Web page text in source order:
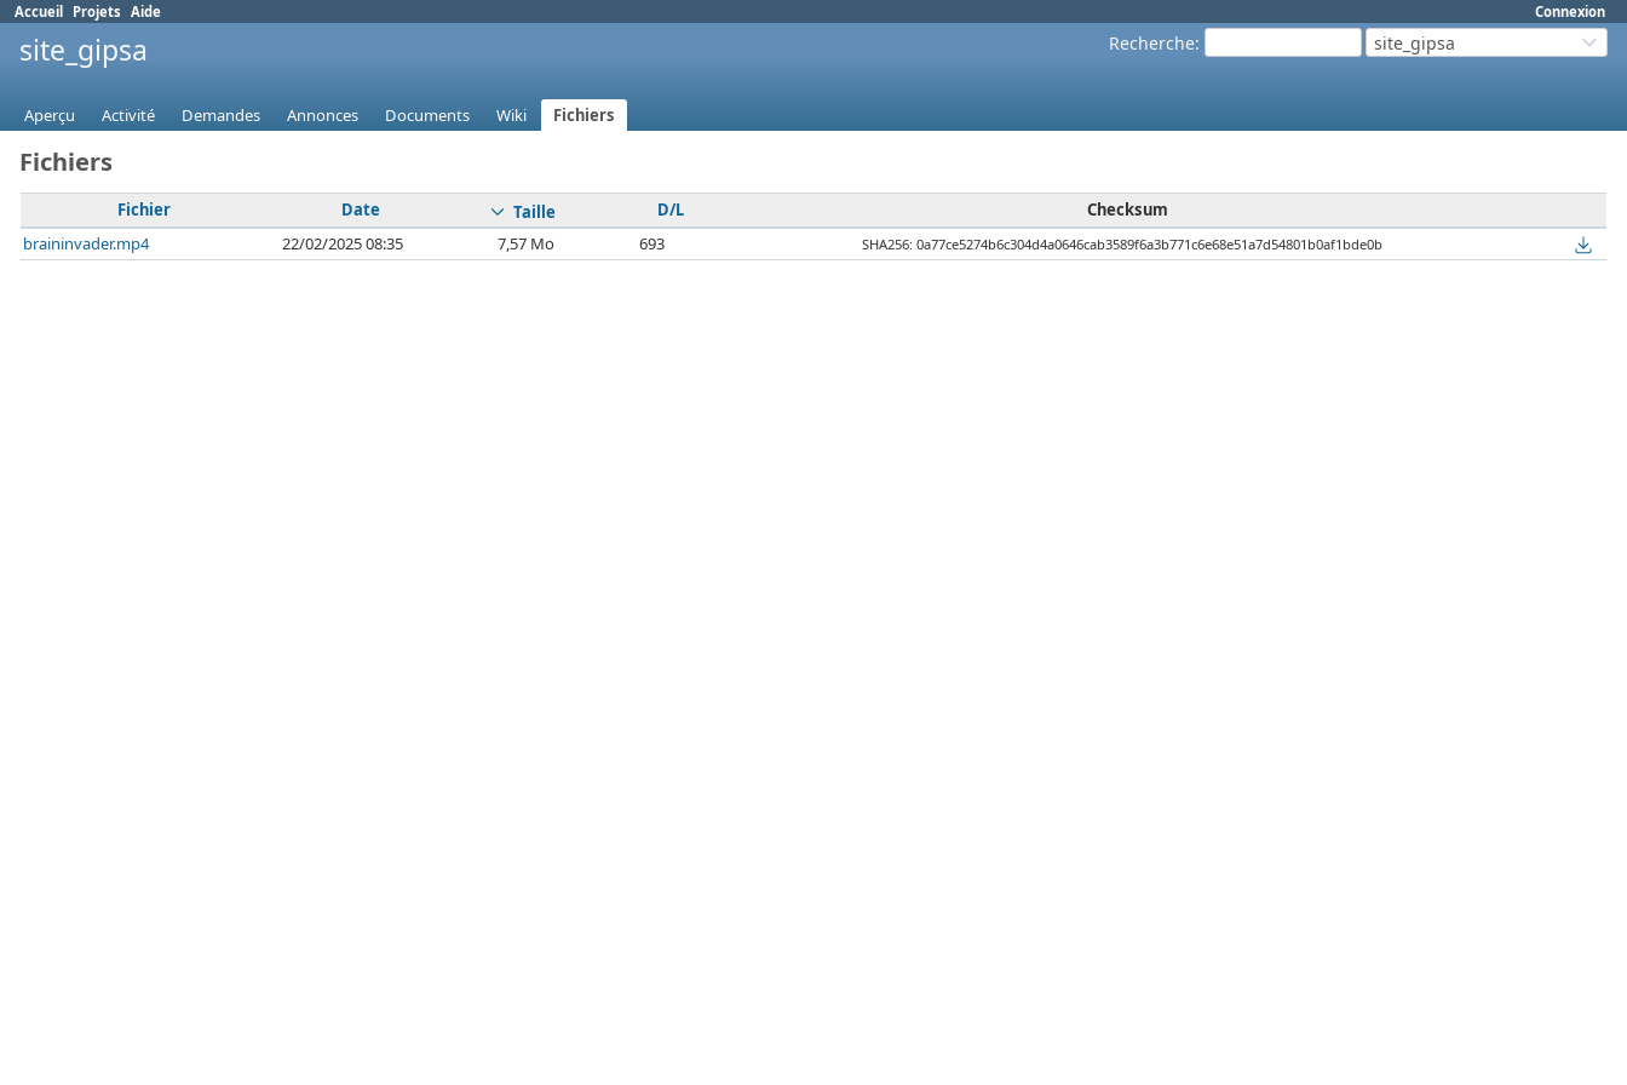
Connexion
Accueil Projets Aide
Recherche: site_gipsa
site_gipsa
Aperçu Activité Demandes Annonces Documents Wiki Fichiers
Fichiers
Fichier Date Taille D/L
Checksum
braininvader.mp4
22/02/2025 08:35 7,57 Mo 693 SHA256: 0a77ce5274b6c304d4a0646cab3589f6a3b771c6e68e51a7d54801b0af1bde0b